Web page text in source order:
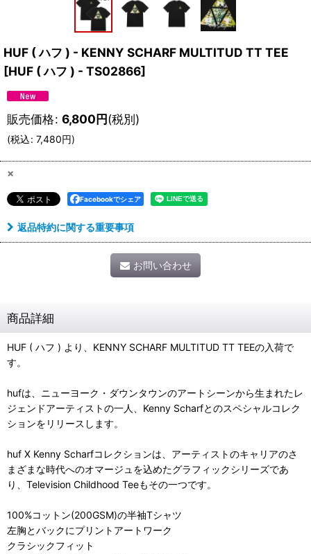
HUF ( ハフ ) - KENNY SCHARF MULTITUD TT TEE
[HUF ( ハフ ) - TS02866]
販売価格: 6,800円(税別)
(税込: 7,480円)
×
Facebookでシェア
返品特約に関する重要事項
お問い合わせ
商品詳細
HUF ( ハフ ) より、KENNY SCHARF MULTITUD TT TEEの入荷で
す。
hufは、ニューヨーク・ダウンタウンのアートシーンから生まれたレ
ジェンドアーティストの一人、Kenny Scharfとのスペシャルコレク
ションをリリースします。
huf X Kenny Scharfコレクションは、アーティストのキャリアのさ
まざまな時代へのオマージュを込めたグラフィックシリーズであ
り、Television Childhood Teeもその一つです。
100%コットン(200GSM)の半袖Tシャツ
左胸とバックにプリントアートワーク
クラシックフィット